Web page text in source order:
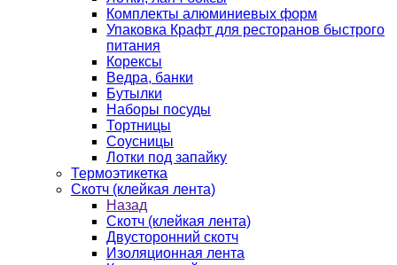
Комплекты алюминиевых форм
Упаковка Крафт для ресторанов быстрого
питания
Корексы
Ведра, банки
Бутылки
Наборы посуды
Тортницы
Соусницы
Лотки под запайку
Термоэтикетка
Скотч (клейкая лента)
Назад
Скотч (клейкая лента)
Двусторонний скотч
Изоляционная лента